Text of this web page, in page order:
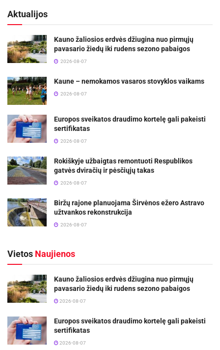
Aktualijos
Kauno žaliosios erdvės džiugina nuo pirmųjų
pavasario žiedų iki rudens sezono pabaigos
2026-08-07
Kaune – nemokamos vasaros stovyklos vaikams
2026-08-07
Europos sveikatos draudimo kortelę gali pakeisti
sertifikatas
2026-08-07
Rokiškyje užbaigtas remontuoti Respublikos
gatvės dviračių ir pėsčiųjų takas
2026-08-07
Biržų rajone planuojama Širvėnos ežero Astravo
užtvankos rekonstrukcija
2026-08-07
Vietos Naujienos
Kauno žaliosios erdvės džiugina nuo pirmųjų
pavasario žiedų iki rudens sezono pabaigos
2026-08-07
Europos sveikatos draudimo kortelę gali pakeisti
sertifikatas
2026-08-07